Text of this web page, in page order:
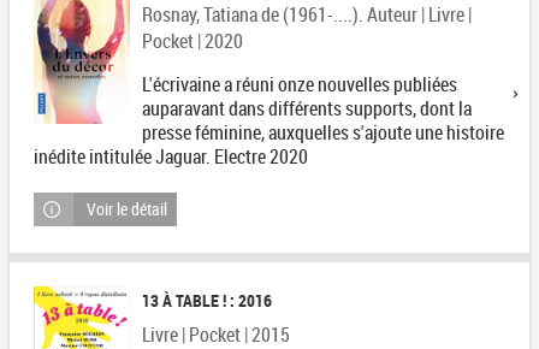
Rosnay, Tatiana de (1961-....). Auteur | Livre |
Pocket | 2020
L'écrivaine a réuni onze nouvelles publiées
auparavant dans différents supports, dont la
presse féminine, auxquelles s'ajoute une histoire
inédite intitulée Jaguar. Electre 2020
Voir le détail
13 À TABLE ! : 2016
Livre | Pocket | 2015